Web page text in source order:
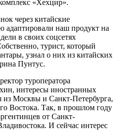
«Хехцир».
через китайские
адаптировали наш продукт на
в своих соцсетях
турист, который
узнал о них из китайских
Пунтус.
туроператора
интересы иностранных
из Москвы и Санкт-Петербурга,
Востока. Так, в прошлом году
от Санкт-
И сейчас интерес